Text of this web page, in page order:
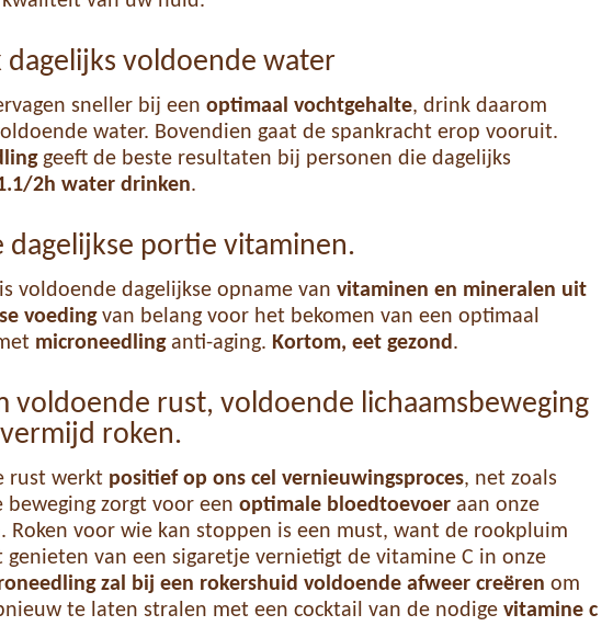
dagelijks voldoende water
sneller bij een optimaal vochtgehalte, drink daarom
water. Bovendien gaat de spankracht erop vooruit.
geeft de beste resultaten bij personen die dagelijks
2h water drinken.
dagelijkse portie vitaminen.
voldoende dagelijkse opname van vitaminen en mineralen uit
voedingvan belang voor het bekomen van een optimaal
microneedlinganti-aging. Kortom, eet gezond.
voldoende rust, voldoende lichaamsbeweging
roken.
rust werkt positief op ons cel vernieuwingsproces, net zoals
beweging zorgt voor een optimale bloedtoevoer aan onze
Roken voor wie kan stoppen is een must, want de rookpluim
genieten van een sigaretje vernietigt de vitamine C in onze
zal bij een rokershuid voldoende afweer creëren om
te laten stralen met een cocktail van de nodige vitamine c